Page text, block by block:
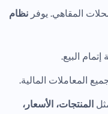
المقاهي. يوفر نظام
البيع.
المعاملات المالية.
المنتجات، الأسعار،